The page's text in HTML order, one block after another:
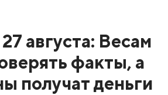
августа: Весам
факты, а
получат деньги